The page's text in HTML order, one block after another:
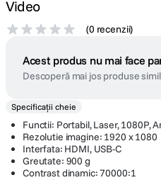
Video
(0 recenzii)
Acest produs nu mai face
Descoperă mai jos produse
Specificații cheie
Functii: Portabil, Laser, 1080P,
Rezolutie imagine: 1920 x 1080
Interfata: HDMI, USB-C
Greutate: 900 g
Contrast dinamic: 70000:1